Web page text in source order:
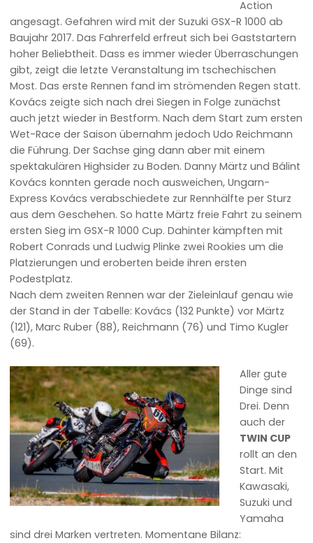
Action
angesagt. Gefahren wird mit der Suzuki GSX-R 1000 ab
Baujahr 2017. Das Fahrerfeld erfreut sich bei Gaststartern
hoher Beliebtheit. Dass es immer wieder Überraschungen
gibt, zeigt die letzte Veranstaltung im tschechischen
Most. Das erste Rennen fand im strömenden Regen statt.
Kovács zeigte sich nach drei Siegen in Folge zunächst
auch jetzt wieder in Bestform. Nach dem Start zum ersten
Wet-Race der Saison übernahm jedoch Udo Reichmann
die Führung. Der Sachse ging dann aber mit einem
spektakulären Highsider zu Boden. Danny Märtz und Bálint
Kovács konnten gerade noch ausweichen, Ungarn-
Express Kovács verabschiedete zur Rennhälfte per Sturz
aus dem Geschehen. So hatte Märtz freie Fahrt zu seinem
ersten Sieg im GSX-R 1000 Cup. Dahinter kämpften mit
Robert Conrads und Ludwig Plinke zwei Rookies um die
Platzierungen und eroberten beide ihren ersten
Podestplatz.
Nach dem zweiten Rennen war der Zieleinlauf genau wie
der Stand in der Tabelle: Kovács (132 Punkte) vor Märtz
(121), Marc Ruber (88), Reichmann (76) und Timo Kugler
(69).
Aller gute
Dinge sind
Drei. Denn
auch der
TWIN CUP
rollt an den
Start. Mit
Kawasaki,
Suzuki und
Yamaha
sind drei Marken vertreten. Momentane Bilanz: